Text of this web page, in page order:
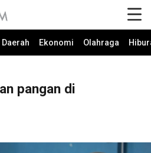
Ekonomi Olahraga
pangan di